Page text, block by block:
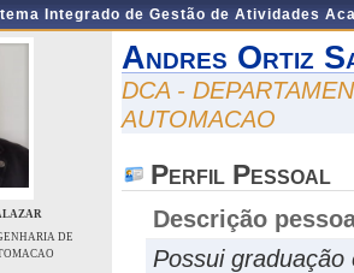
Integrado de Gestão de Atividades
DE
Andres Ortiz
DCA -
AUTOMACAO
Perfil Pessoal
Descrição
Possui